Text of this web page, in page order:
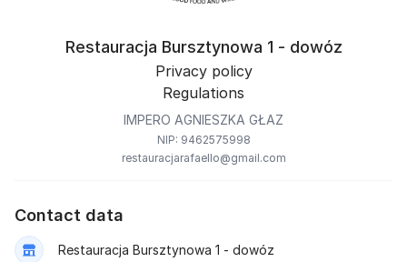
Restauracja Bursztynowa 1 - dowóz
Privacy policy
Regulations
IMPERO AGNIESZKA GŁAZ
NIP: 9462575998
restauracjarafaello@gmail.com
Contact data
Restauracja Bursztynowa 1 - dowóz